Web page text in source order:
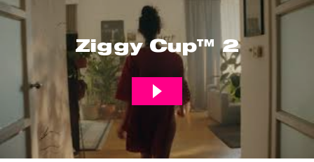
Ziggy Cup™ 2